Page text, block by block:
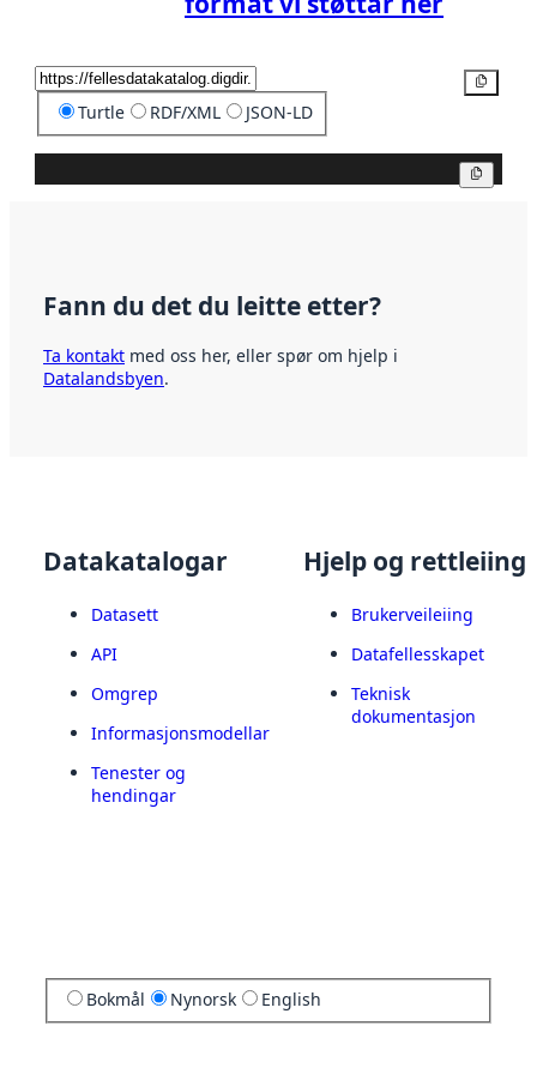
Turtle RDF/XML JSON-LD
Fann du det du leitte etter?
Ta kontakt med oss her, eller spør om hjelp i
Datalandsbyen.
Datakatalogar
Datasett
API
Omgrep
Informasjonsmodellar
Tenester og
hendingar
Hjelp og rettleiing
Brukerveileiing
Datafellesskapet
Teknisk
dokumentasjon
Bokmål Nynorsk English